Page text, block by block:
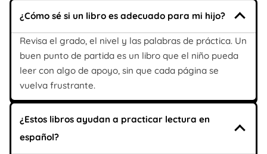
¿Cómo sé si un libro es adecuado para mi hijo?
Revisa el grado, el nivel y las palabras de práctica. Un
buen punto de partida es un libro que el niño pueda
leer con algo de apoyo, sin que cada página se
vuelva frustrante.
¿Estos libros ayudan a practicar lectura en
español?